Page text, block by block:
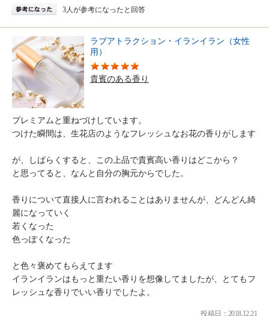
3人が参考になったと回答
ラブアトラクション・イランイラン（女性
用）
貴賓のある香り
プレミアムと重ねづけしています。
つけた瞬間は、生花店のようなフレッシュなお花の香りがします
が、しばらくすると、この上品で貴賓高い香りはどこから？
と思ってると、なんと自分の胸元からでした。
香りについて直接人に言われることはありませんが、どんどん綺
麗になっていく
若くなった
色っぽくなった
と色々褒めてもらえてます
イランイランはもっと重たい香りを想像してましたが、とてもフ
レッシュな香りでいい香りでしたよ。
投稿日：2018.12.21